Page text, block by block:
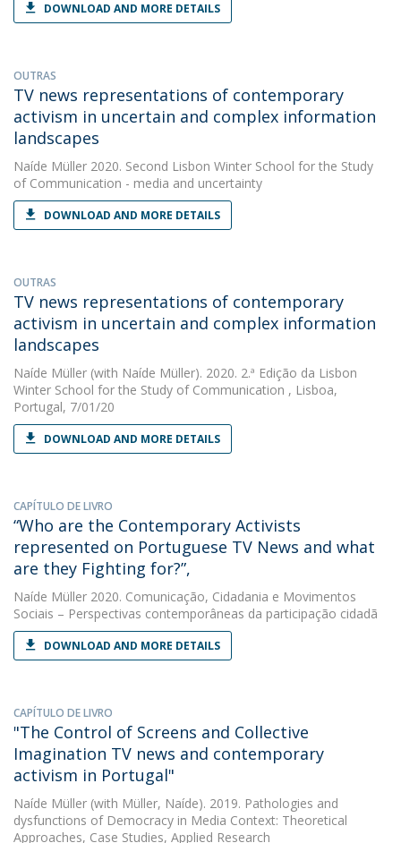
DOWNLOAD AND MORE DETAILS
OUTRAS
TV news representations of contemporary
activism in uncertain and complex information
landscapes
Naíde Müller 2020. Second Lisbon Winter School for the Study
of Communication - media and uncertainty
DOWNLOAD AND MORE DETAILS
OUTRAS
TV news representations of contemporary
activism in uncertain and complex information
landscapes
Naíde Müller (with Naíde Müller). 2020. 2.ª Edição da Lisbon
Winter School for the Study of Communication , Lisboa,
Portugal, 7/01/20
DOWNLOAD AND MORE DETAILS
CAPÍTULO DE LIVRO
“Who are the Contemporary Activists
represented on Portuguese TV News and what
are they Fighting for?”,
Naíde Müller 2020. Comunicação, Cidadania e Movimentos
Sociais – Perspectivas contemporâneas da participação cidadã
DOWNLOAD AND MORE DETAILS
CAPÍTULO DE LIVRO
"The Control of Screens and Collective
Imagination TV news and contemporary
activism in Portugal"
Naíde Müller (with Müller, Naíde). 2019. Pathologies and
dysfunctions of Democracy in Media Context: Theoretical
Approaches, Case Studies, Applied Research